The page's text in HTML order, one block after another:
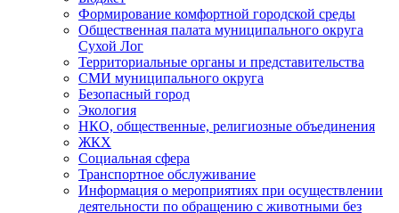
Формирование комфортной городской среды
Общественная палата муниципального округа
Сухой Лог
Территориальные органы и представительства
СМИ муниципального округа
Безопасный город
Экология
НКО, общественные, религиозные объединения
ЖКХ
Социальная сфера
Транспортное обслуживание
Информация о мероприятиях при осуществлении
деятельности по обращению с животными без